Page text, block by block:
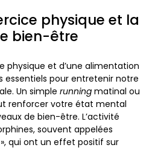
physique et la
bien-être
physique et d’une alimentation
essentiels pour entretenir notre
Un simple running matinal ou
renforcer votre état mental
de bien-être. L’activité
souvent appelées
qui ont un effet positif sur